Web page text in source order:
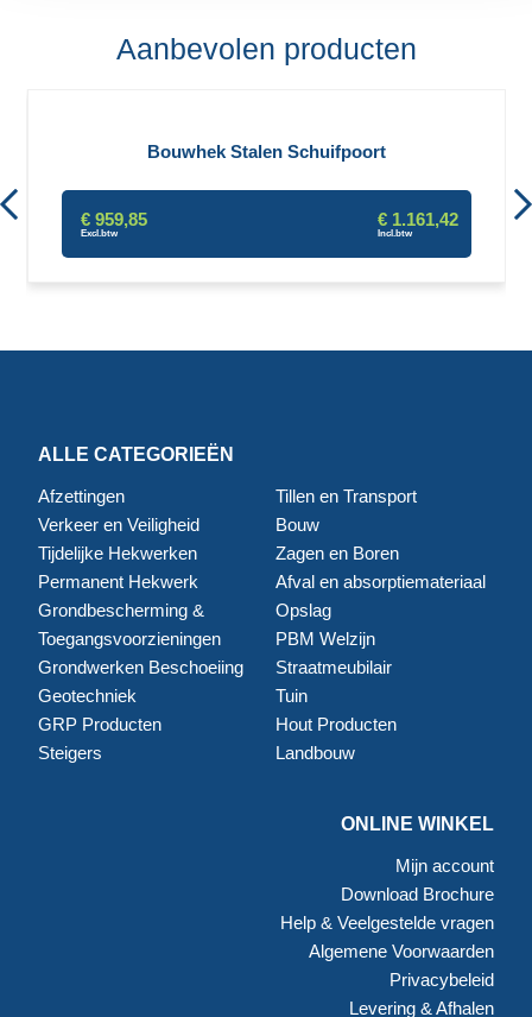
Aanbevolen producten
Bouwhek Stalen Schuifpoort
€ 959,85 € 1.161,42
ALLE CATEGORIEËN
Afzettingen
Verkeer en Veiligheid
Tijdelijke Hekwerken
Permanent Hekwerk
Grondbescherming &
Toegangsvoorzieningen
Grondwerken Beschoeiing
Geotechniek
GRP Producten
Steigers
Tillen en Transport
Bouw
Zagen en Boren
Afval en absorptiemateriaal
Opslag
PBM Welzijn
Straatmeubilair
Tuin
Hout Producten
Landbouw
ONLINE WINKEL
Mijn account
Download Brochure
Help & Veelgestelde vragen
Algemene Voorwaarden
Privacybeleid
Levering & Afhalen